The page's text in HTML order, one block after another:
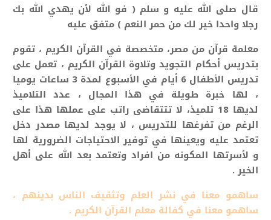
قال صلى الله عليه و سلم ( فو الله لأن يهدي الله بك
رجلا واحدا خير لك من حمر النعم ) متفق عليه
معلمة قرآن من مصر، متخصصة في القرآن الكريم ، تقوم
بتدريس أحكام التجويد وتلاوة القرآن الكريم ، تعمل على
تدريس الأطفال 6 أيام في الأسبوع لمدة 3 ساعات يوميا
، لها خبرة طويلة في هذا المجال ، عدد التلاميذ
لديها 18 تلميذ، لا تتتقاضى راتب على عملها هذا على
الرغم من تفرغها للتدريس ، لا يوجد لديها مصدر دخل
تعتمد عليه ويعينها في توفير الاحتياجات الضرورية لها
و لأسرتها المكونه من افراد وتعتمد بعد الله على أهل
الخير .
ساهمو معنا في نشر العلم وتثقيف الناس بدينهم ،
ساهمو معنا في كفالة معلم القرآن الكريم .